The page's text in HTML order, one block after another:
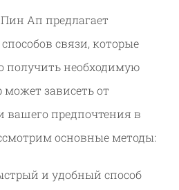
Ап предлагает
связи, которые
получить необходимую
зависеть от
вашего предпочтения в
основные методы:
и удобный способ